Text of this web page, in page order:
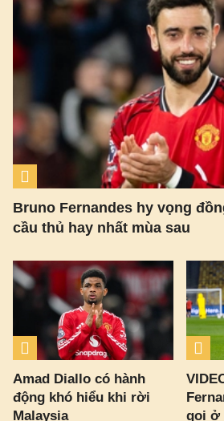
Bruno Fernandes hy vọng
cầu thủ hay nhất mùa sau
Amad Diallo có hành
động khó hiểu khi rời
Malaysia
gọi ở